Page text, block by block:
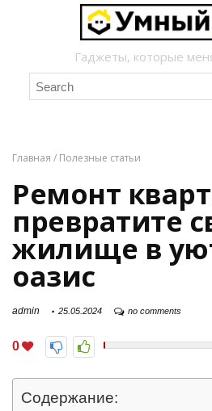
Гаджеты, которые
Главная / Полезные статьи
Ремонт
превратите
жилище в
оазис
admin 25.05.2024 no comments
0
Содержание: